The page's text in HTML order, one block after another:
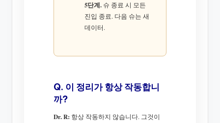
5단계. 슈 종료 시 모든
진입 종료. 다음 슈는 새
데이터.
Q. 이 정리가 항상 작동합니
까?
Dr. R: 항상 작동하지 않습니다. 그것이